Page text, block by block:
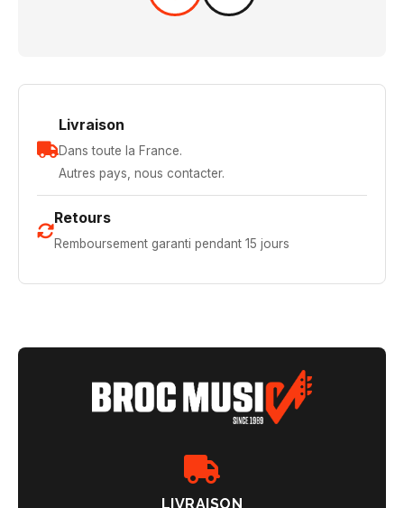
Livraison
Dans toute la France.
Autres pays, nous contacter.
Retours
Remboursement garanti pendant 15 jours
LIVRAISON